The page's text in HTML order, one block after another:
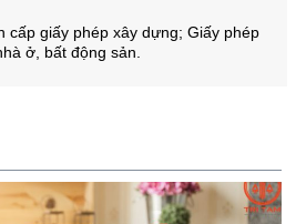
cấp giấy phép xây dựng; Giấy phép
ở, bất động sản.